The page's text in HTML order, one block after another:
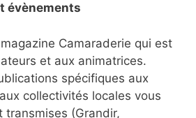
évènements
Camaraderie qui est
et aux animatrices.
spécifiques aux
collectivités locales vous
transmises (Grandir,